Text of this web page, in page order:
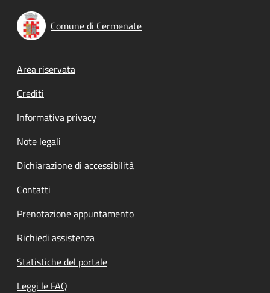
Comune di Cermenate
Footer menu
Area riservata
Crediti
Informativa privacy
Note legali
Dichiarazione di accessibilità
Contatti
Prenotazione appuntamento
Richiedi assistenza
Statistiche del portale
Leggi le FAQ